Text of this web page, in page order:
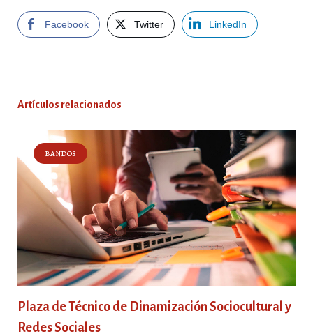
Facebook Twitter LinkedIn
Artículos relacionados
BANDOS
Plaza de Técnico de Dinamización Sociocultural y
Redes Sociales